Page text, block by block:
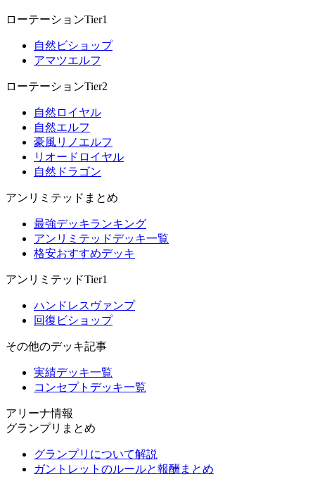
ローテーションTier1
自然ビショップ
アマツエルフ
ローテーションTier2
自然ロイヤル
自然エルフ
豪風リノエルフ
リオードロイヤル
自然ドラゴン
アンリミテッドまとめ
最強デッキランキング
アンリミテッドデッキ一覧
格安おすすめデッキ
アンリミテッドTier1
ハンドレスヴァンプ
回復ビショップ
その他のデッキ記事
実績デッキ一覧
コンセプトデッキ一覧
アリーナ情報
グランプリまとめ
グランプリについて解説
ガントレットのルールと報酬まとめ